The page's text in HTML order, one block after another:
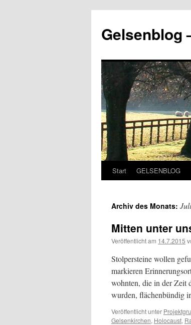
springen
Gelsenblog
Start GELSENBLOG
Archiv des Monats:
Mitten unter
Veröffentlicht am 14.7.2015
Stolpersteine wollen
markieren
wohnten, die in der Zeit
wurden, flächenbündig
Veröffentlicht unter
Gelsenkirchen, Holocaust,